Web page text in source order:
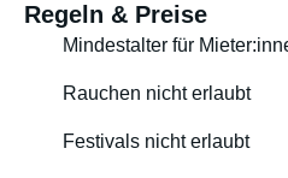
Regeln & Preise
Mindestalter für
Rauchen nicht erlaubt
Festivals nicht erlaubt